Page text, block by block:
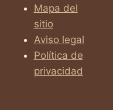
Mapa del
sitio
Aviso legal
Política de
privacidad